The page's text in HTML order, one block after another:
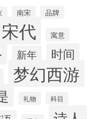
南宋 品牌
宋代 寓意
新年 时间
梦幻西游
礼物 科目